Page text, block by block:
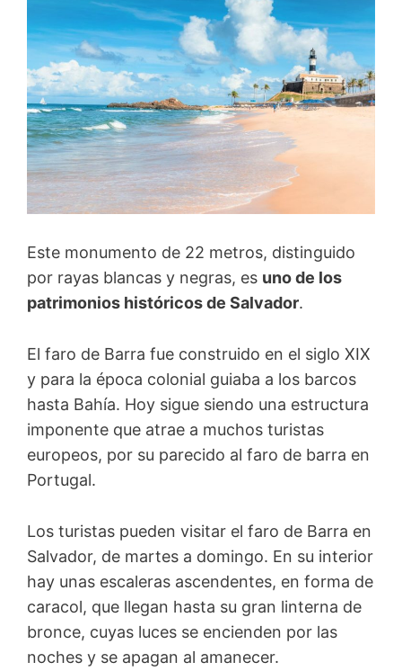
Este monumento de 22 metros, distinguido
por rayas blancas y negras, es uno de los
patrimonios históricos de Salvador.
El faro de Barra fue construido en el siglo XIX
y para la época colonial guiaba a los barcos
hasta Bahía. Hoy sigue siendo una estructura
imponente que atrae a muchos turistas
europeos, por su parecido al faro de barra en
Portugal.
Los turistas pueden visitar el faro de Barra en
Salvador, de martes a domingo. En su interior
hay unas escaleras ascendentes, en forma de
caracol, que llegan hasta su gran linterna de
bronce, cuyas luces se encienden por las
noches y se apagan al amanecer.